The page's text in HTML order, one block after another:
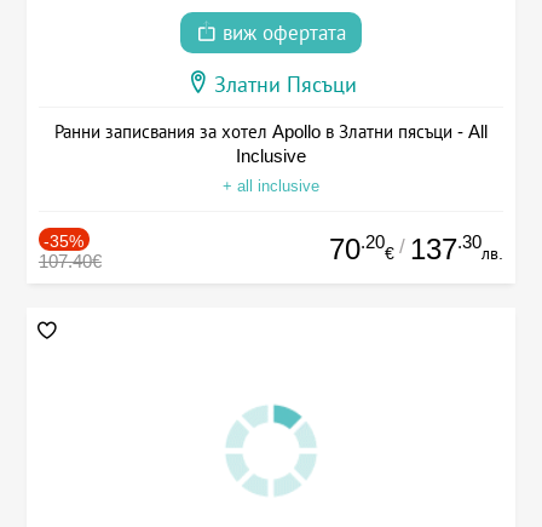
виж офертата
Златни Пясъци
Ранни записвания за хотел Apollo в Златни пясъци - All
Inclusive
+ all inclusive
-35%
107.40€ 70.20
€ / 137.30
лв.